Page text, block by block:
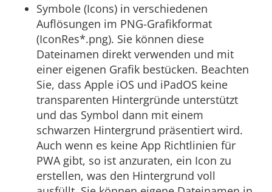
Symbole (Icons) in verschiedenen
Auflösungen im PNG-Grafikformat
(IconRes*.png). Sie können diese
Dateinamen direkt verwenden und mit
einer eigenen Grafik bestücken. Beachten
Sie, dass Apple iOS und iPadOS keine
transparenten Hintergründe unterstützt
und das Symbol dann mit einem
schwarzen Hintergrund präsentiert wird.
Auch wenn es keine App Richtlinien für
PWA gibt, so ist anzuraten, ein Icon zu
erstellen, was den Hintergrund voll